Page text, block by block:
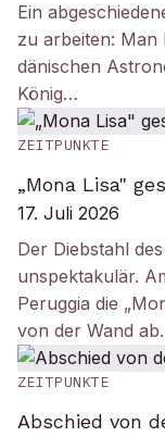
Ein
zu arbeiten: Man
dänischen
König…
ZEITPUNKTE
„Mona Lisa"
17. Juli 2026
Der Diebstahl
unspektakulär.
Peruggia die
von der Wand
ZEITPUNKTE
Abschied von